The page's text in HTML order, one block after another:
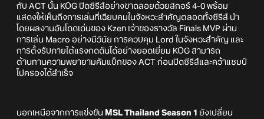
กับ ACT นั้น KOG ปิดซีรีส์อย่างขาดลอยด้วยสกอร์ 4-0 พร้อม
แสดงให้เห็นถึงการเล่นที่เฉียบคมในจังหวะสำคัญตลอดทั้งซีรีส์ นำ
โดยผลงานอันโดดเด่นของ Kzen เจ้าของรางวัล Finals MVP ผ่าน
การเล่น Macro อย่างมีวินัย การควบคุม Lord ในจังหวะสำคัญ และ
การตั้งรับภายใต้แรงกดดันได้อย่างยอดเยี่ยม KOG สามารถ
ต้านทานความพยายามคัมแบ็กของ ACT ก่อนปิดซีรีส์และคว้าแชมป์
ไปครองได้สำเร็จ
นอกเหนือจากการแข่งขัน MSL Thailand Season 1 ยังเปลี่ยน